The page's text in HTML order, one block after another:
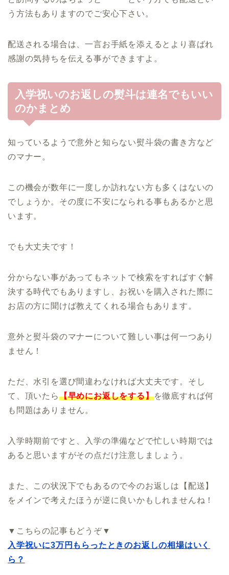
う方法もありますのでご安心下さい。
配送される場合は、一言お手紙を添えるとより喜ばれ
感謝の気持ちを伝える事ができますよ。
入学祝いのお返しの熨斗は連名でもいい
のかまとめ
知っているようで意外と知らない熨斗袋の書き方など
のマナー。
この機会が数年に一度しか訪れない方も多くはないの
でしょうか。その度に不安になられる事もあるかと思
います。
でも大丈夫です！
分からない事があってもネットで検索をすればすぐ解
決する時代でもありますし、お祝いを購入された際に
お店の方に聞けば教えてくれる場合もあります。
意外と熨斗袋のマナーについて難しい事は何一つあり
ません！
ただ、水引を選び間違わなければ大丈夫です。そし
て、頂いたら【早めにお返しをする】を徹底すれば何
も問題はありません。
入学時期前ですと、入学の準備などで忙しい時期では
あると思いますがその点だけ注意しましょう。
また、この状況下でもあるので今のお返しは【配送】
をメインで考えたほうが逆に良いかもしれませんね！
▼こちらの記事もどうぞ▼
入学祝いに3万円もらったときのお返しの相場はいく
ら？